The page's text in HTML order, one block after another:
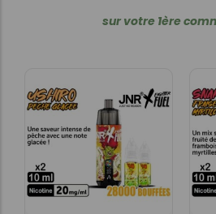
sur votre 1ère com